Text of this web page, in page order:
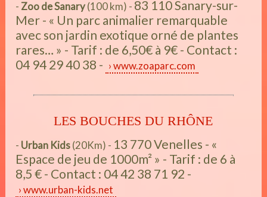
- Zoo de Sanary(100 km) - 83 110 Sanary-sur-
Mer - « Un parc animalier remarquable
avec son jardin exotique orné de plantes
rares… » - Tarif : de 6,50€ à 9€ - Contact :
04 94 29 40 38 -
www.zoaparc.com
LES BOUCHES DU RHÔNE
- Urban Kids(20Km) - 13 770 Venelles - «
Espace de jeu de 1000m² » - Tarif : de 6 à
8,5 € - Contact : 04 42 38 71 92 -
www.urban-kids.net